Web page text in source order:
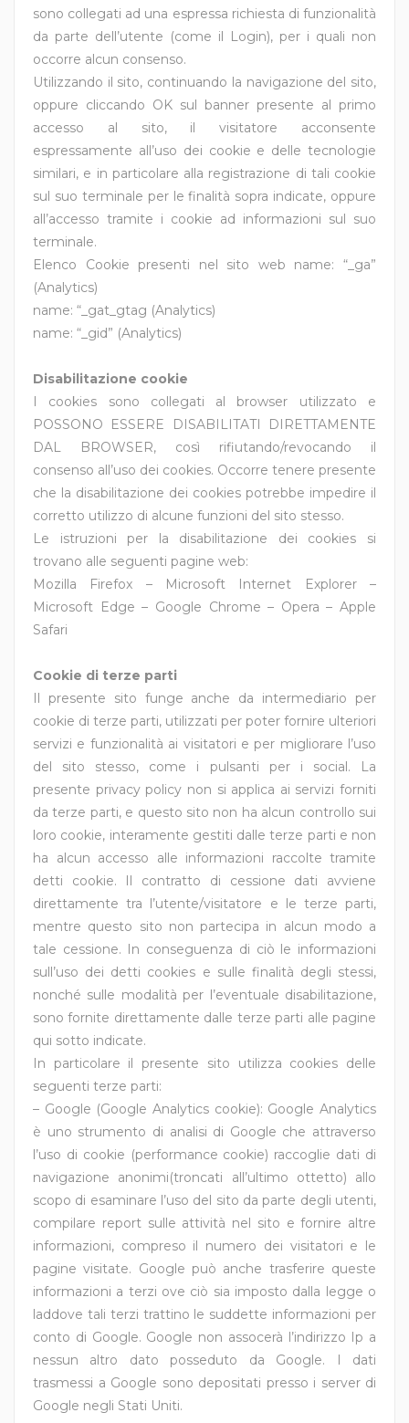
sono collegati ad una espressa richiesta di funzionalità
da parte dell’utente (come il Login), per i quali non
occorre alcun consenso.
Utilizzando il sito, continuando la navigazione del sito,
oppure cliccando OK sul banner presente al primo
accesso al sito, il visitatore acconsente
espressamente all’uso dei cookie e delle tecnologie
similari, e in particolare alla registrazione di tali cookie
sul suo terminale per le finalità sopra indicate, oppure
all’accesso tramite i cookie ad informazioni sul suo
terminale.
Elenco Cookie presenti nel sito web name: “_ga”
(Analytics)
name: “_gat_gtag (Analytics)
name: “_gid” (Analytics)
Disabilitazione cookie
I cookies sono collegati al browser utilizzato e
POSSONO ESSERE DISABILITATI DIRETTAMENTE
DAL BROWSER, così rifiutando/revocando il
consenso all’uso dei cookies. Occorre tenere presente
che la disabilitazione dei cookies potrebbe impedire il
corretto utilizzo di alcune funzioni del sito stesso.
Le istruzioni per la disabilitazione dei cookies si
trovano alle seguenti pagine web:
Mozilla Firefox – Microsoft Internet Explorer –
Microsoft Edge – Google Chrome – Opera – Apple
Safari
Cookie di terze parti
Il presente sito funge anche da intermediario per
cookie di terze parti, utilizzati per poter fornire ulteriori
servizi e funzionalità ai visitatori e per migliorare l’uso
del sito stesso, come i pulsanti per i social. La
presente privacy policy non si applica ai servizi forniti
da terze parti, e questo sito non ha alcun controllo sui
loro cookie, interamente gestiti dalle terze parti e non
ha alcun accesso alle informazioni raccolte tramite
detti cookie. Il contratto di cessione dati avviene
direttamente tra l’utente/visitatore e le terze parti,
mentre questo sito non partecipa in alcun modo a
tale cessione. In conseguenza di ciò le informazioni
sull’uso dei detti cookies e sulle finalità degli stessi,
nonché sulle modalità per l’eventuale disabilitazione,
sono fornite direttamente dalle terze parti alle pagine
qui sotto indicate.
In particolare il presente sito utilizza cookies delle
seguenti terze parti:
– Google (Google Analytics cookie): Google Analytics
è uno strumento di analisi di Google che attraverso
l’uso di cookie (performance cookie) raccoglie dati di
navigazione anonimi(troncati all’ultimo ottetto) allo
scopo di esaminare l’uso del sito da parte degli utenti,
compilare report sulle attività nel sito e fornire altre
informazioni, compreso il numero dei visitatori e le
pagine visitate. Google può anche trasferire queste
informazioni a terzi ove ciò sia imposto dalla legge o
laddove tali terzi trattino le suddette informazioni per
conto di Google. Google non assocerà l’indirizzo Ip a
nessun altro dato posseduto da Google. I dati
trasmessi a Google sono depositati presso i server di
Google negli Stati Uniti.